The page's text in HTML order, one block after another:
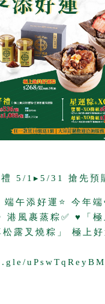
連絡我們
© 2014 添好運
All rights reserved.
5/1▸5/31 搶先預
端午添好運⭐ 今年
港風裹蒸粽✅ ♥「極
露叉燒粽」 極上好